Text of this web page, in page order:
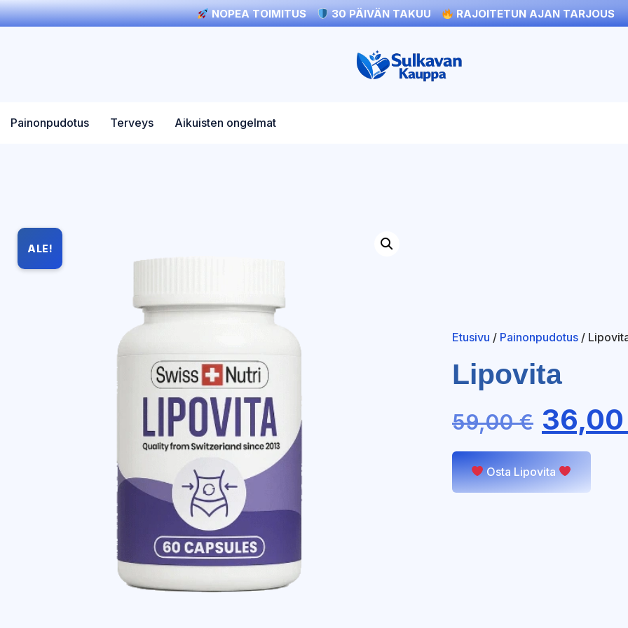
NOPEA TOIMITUS 30 PÄIVÄN TAKUU RAJOITETUN AJAN TARJOUS
Painonpudotus Terveys Aikuisten ongelmat
ALE!
Etusivu / Painonpudotus /
Lipovita
59,00€ 36,00
Osta Lipovita